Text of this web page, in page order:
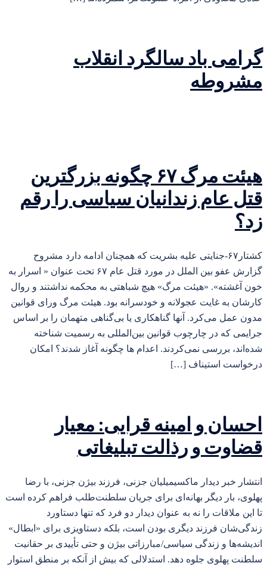
گرامی باد سالگرد انقلاب
مشروطه
هیئت‌ مرگ ۶۷ چگونه بزرگترین
قتل عام زندانیان سیاسی را رقم
زد؟
کشتار۶۷-جنایتی علیه بشریت که همچنان ادامه دارد مشروح
گزارش عفو بین الملل در مورد قتل عام ۶۷ تحت عنوان « اسرار به
خون آغشته». «هیئت‌ مرگ» هیچ شباهتی به محکمه نداشتند و روال
کارشان به غایت عجولانه و خودسرانه بود. هیئت‌ مرگ ورای قوانین
مدون عمل می‌کرد. آنها گناهکاری یا بی‌گناهی متهمان را بر اساس
جرایمی که در چارچوب قوانین بین‌المللی به رسمیت شناخته
شده‌اند، بررسی نمی‌کردند. اعدام ها چگونه آغاز شدند؟ امکان
درخواست استیناف […]
احسان و امینه قرایی: معیار
قضاوت و رذالت تبلیغاتی
انتشار خبر دیدار ماکسیمیلیان جزنی، فرزند بیژن جزنی، با رضا
پهلوی، بار دیگر بهانه‌ای برای جریان سلطنت‌طلب فراهم کرده است
تا این ملاقات را نه به عنوان دیدار دو فرد که تنها دستاورد
زندگی‌شان فرزند دیگری بودن است، بلکه دستاویزی برای «ابطال»
اندیشه‌ها و زندگی سیاسی/مبارزاتی بیژن و حتی تأییدی بر حقانیت
سلطنت پهلوی جلوه دهد. استدلالی که بیش از آنکه بر منطق استوار